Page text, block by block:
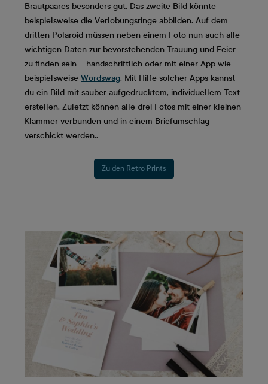
Brautpaares besonders gut. Das zweite Bild könnte
beispielsweise die Verlobungsringe abbilden. Auf dem
dritten Polaroid müssen neben einem Foto nun auch alle
wichtigen Daten zur bevorstehenden Trauung und Feier
zu finden sein – handschriftlich oder mit einer App wie
beispielsweise Wordswag. Mit Hilfe solcher Apps kannst
du ein Bild mit sauber aufgedrucktem, individuellem Text
erstellen. Zuletzt können alle drei Fotos mit einer kleinen
Klammer verbunden und in einem Briefumschlag
verschickt werden..
Zu den Retro Prints